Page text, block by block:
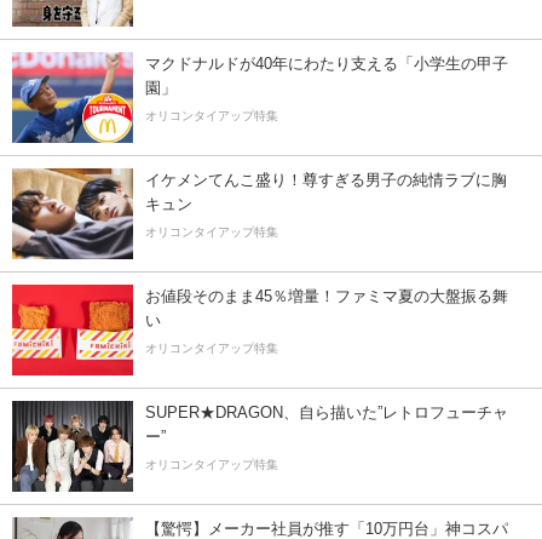
マクドナルドが40年にわたり支える「小学生の甲子
園」
オリコンタイアップ特集
イケメンてんこ盛り！尊すぎる男子の純情ラブに胸
キュン
オリコンタイアップ特集
お値段そのまま45％増量！ファミマ夏の大盤振る舞
い
オリコンタイアップ特集
SUPER★DRAGON、自ら描いた”レトロフューチャ
ー”
オリコンタイアップ特集
【驚愕】メーカー社員が推す「10万円台」神コスパ